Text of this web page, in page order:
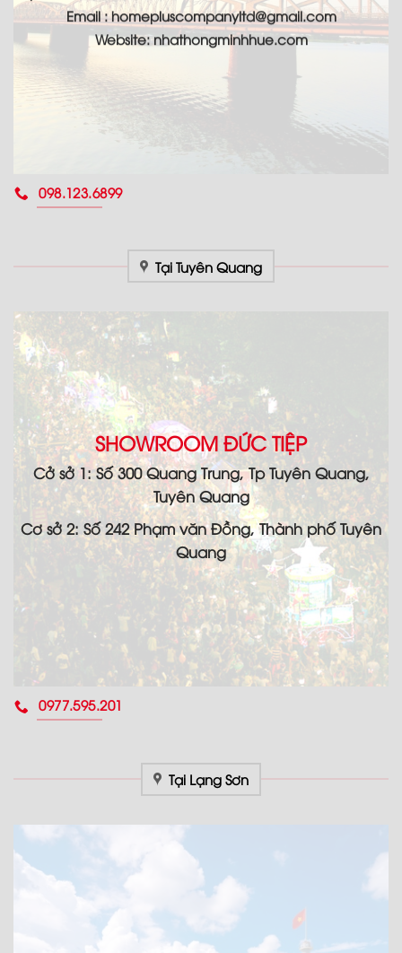
Email : homepluscompanyltd@gmail.com
Website: nhathongminhhue.com
098.123.6899
Tại Tuyên Quang
SHOWROOM ĐỨC TIỆP
Cở sở 1: Số 300 Quang Trung, Tp Tuyên Quang,
Tuyên Quang
Cơ sở 2: Số 242 Phạm văn Đồng, Thành phố Tuyên
Quang
0977.595.201
Tại Lạng Sơn